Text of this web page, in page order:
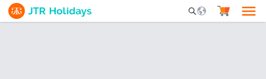
Mobile Search